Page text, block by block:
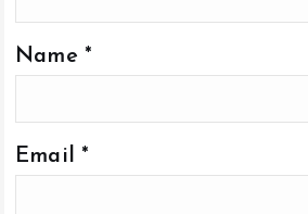
Name *
Email *